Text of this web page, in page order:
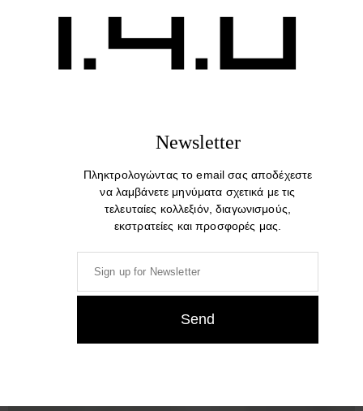
Newsletter
Πληκτρολογώντας το email σας αποδέχεστε
να λαμβάνετε μηνύματα σχετικά με τις
τελευταίες κολλεξιόν, διαγωνισμούς,
εκστρατείες και προσφορές μας.